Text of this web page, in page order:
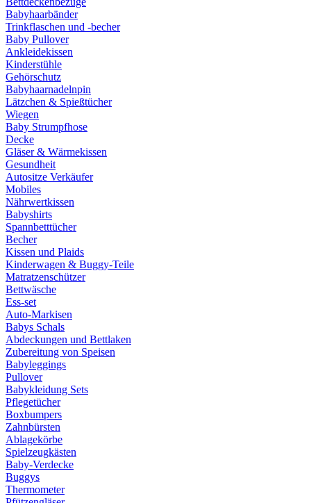
Babyhaarbänder
Trinkflaschen und -becher
Baby Pullover
Ankleidekissen
Kinderstühle
Gehörschutz
Babyhaarnadelnpin
Lätzchen & Spießtücher
Wiegen
Baby Strumpfhose
Decke
Gläser & Wärmekissen
Gesundheit
Autositze Verkäufer
Mobiles
Nährwertkissen
Babyshirts
Spannbetttücher
Becher
Kissen und Plaids
Kinderwagen & Buggy-Teile
Matratzenschützer
Bettwäsche
Ess-set
Auto-Markisen
Babys Schals
Abdeckungen und Bettlaken
Zubereitung von Speisen
Babyleggings
Pullover
Babykleidung Sets
Pflegetücher
Boxbumpers
Zahnbürsten
Ablagekörbe
Spielzeugkästen
Baby-Verdecke
Buggys
Thermometer